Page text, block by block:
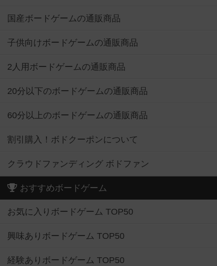
国産ボードゲームの通販商品
子供向けボードゲームの通販商品
2人用ボードゲームの通販商品
20分以下のボードゲームの通販商品
60分以上のボードゲームの通販商品
割引購入！ボドクーポンについて
クラウドファンディング ボドファン
おすすめボードゲーム
お気に入りボードゲーム TOP50
興味ありボードゲーム TOP50
経験ありボードゲーム TOP50